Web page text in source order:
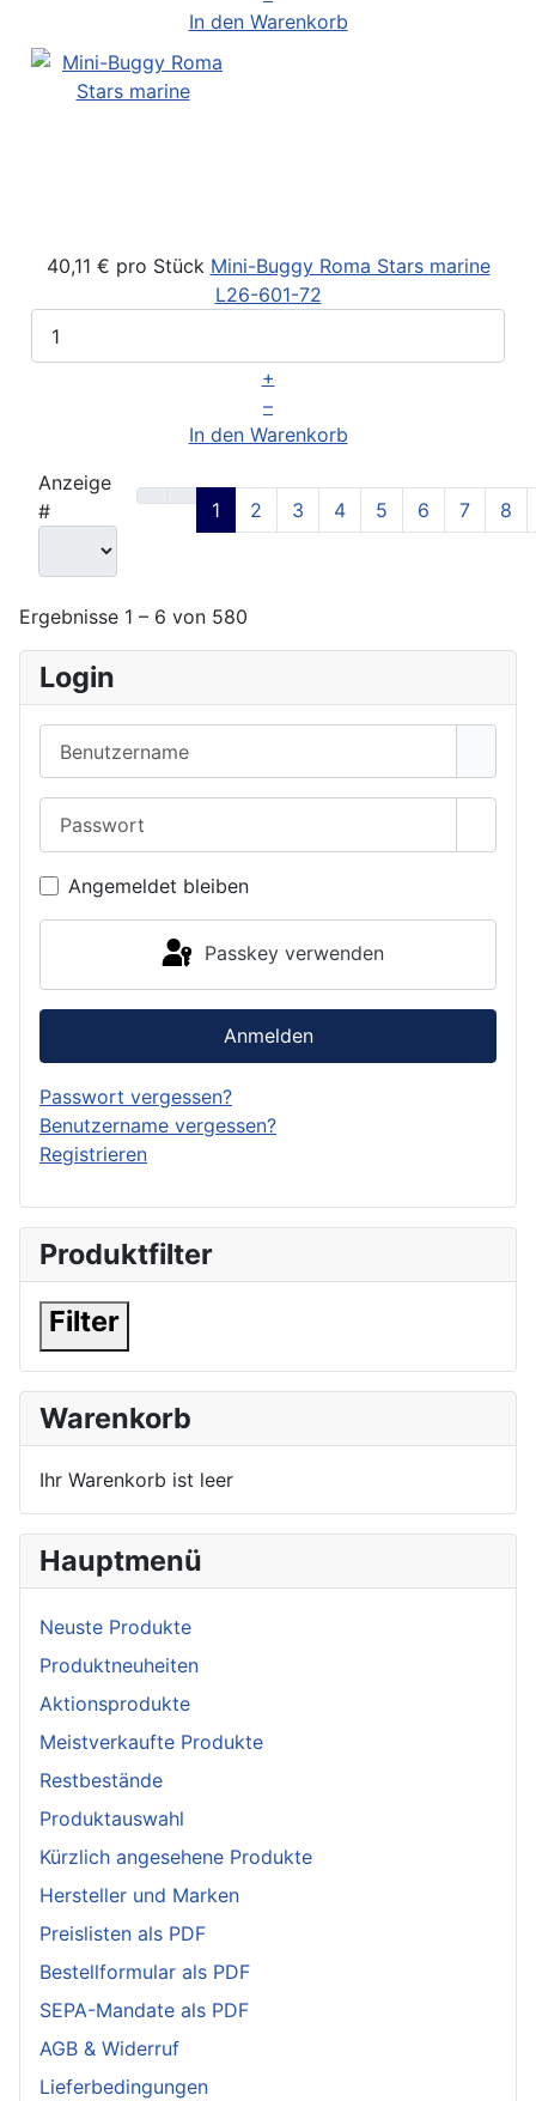
Login
Angemeldet bleiben
Passkey verwenden
Anmelden
Passwort vergessen?
Benutzername vergessen?
Registrieren
Produktfilter
Filter
Warenkorb
Ihr Warenkorb ist leer
Hauptmenü
Neuste Produkte
Produktneuheiten
Aktionsprodukte
Meistverkaufte Produkte
Restbestände
Produktauswahl
Kürzlich angesehene Produkte
Hersteller und Marken
Preislisten als PDF
Bestellformular als PDF
SEPA-Mandate als PDF
AGB & Widerruf
Lieferbedingungen
In den Warenkorb
40,11 € pro Stück Mini-Buggy Roma Stars marine
L26-601-72
+
–
In den Warenkorb
Anzeige
#
1 2 3 4 5 6 7 8
Ergebnisse 1 – 6 von 580